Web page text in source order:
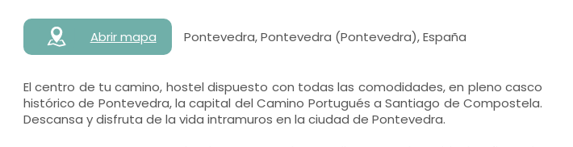
Abrir mapa Pontevedra, Pontevedra (Pontevedra), España
El centro de tu camino, hostel dispuesto con todas las comodidades, en pleno casco
histórico de Pontevedra, la capital del Camino Portugués a Santiago de Compostela.
Descansa y disfruta de la vida intramuros en la ciudad de Pontevedra.